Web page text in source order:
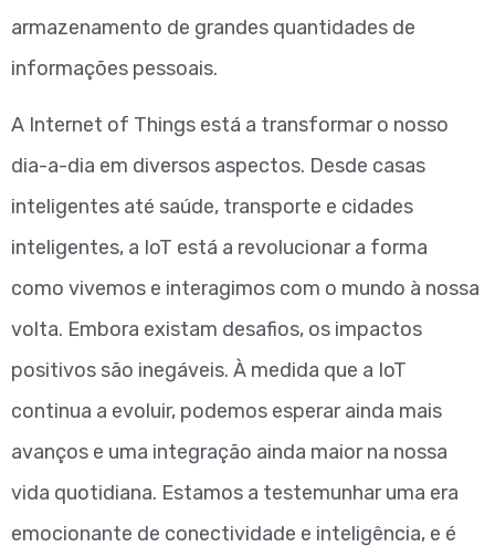
armazenamento de grandes quantidades de
informações pessoais.
A Internet of Things está a transformar o nosso
dia-a-dia em diversos aspectos. Desde casas
inteligentes até saúde, transporte e cidades
inteligentes, a IoT está a revolucionar a forma
como vivemos e interagimos com o mundo à nossa
volta. Embora existam desafios, os impactos
positivos são inegáveis. À medida que a IoT
continua a evoluir, podemos esperar ainda mais
avanços e uma integração ainda maior na nossa
vida quotidiana. Estamos a testemunhar uma era
emocionante de conectividade e inteligência, e é